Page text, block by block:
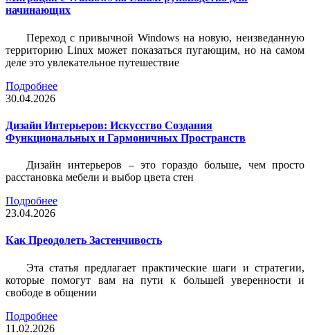
начинающих
Переход с привычной Windows на новую, неизведанную
территорию Linux может показаться пугающим, но на самом
деле это увлекательное путешествие
Подробнее
30.04.2026
Дизайн Интерьеров: Искусство Создания
Функциональных и Гармоничных Пространств
Дизайн интерьеров – это гораздо больше, чем просто
расстановка мебели и выбор цвета стен
Подробнее
23.04.2026
Как Преодолеть Застенчивость
Эта статья предлагает практические шаги и стратегии,
которые помогут вам на пути к большей уверенности и
свободе в общении
Подробнее
11.02.2026